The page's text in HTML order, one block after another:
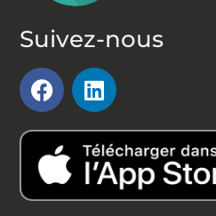
Suivez-nous
F
a
b
o
L
i
k
e
d